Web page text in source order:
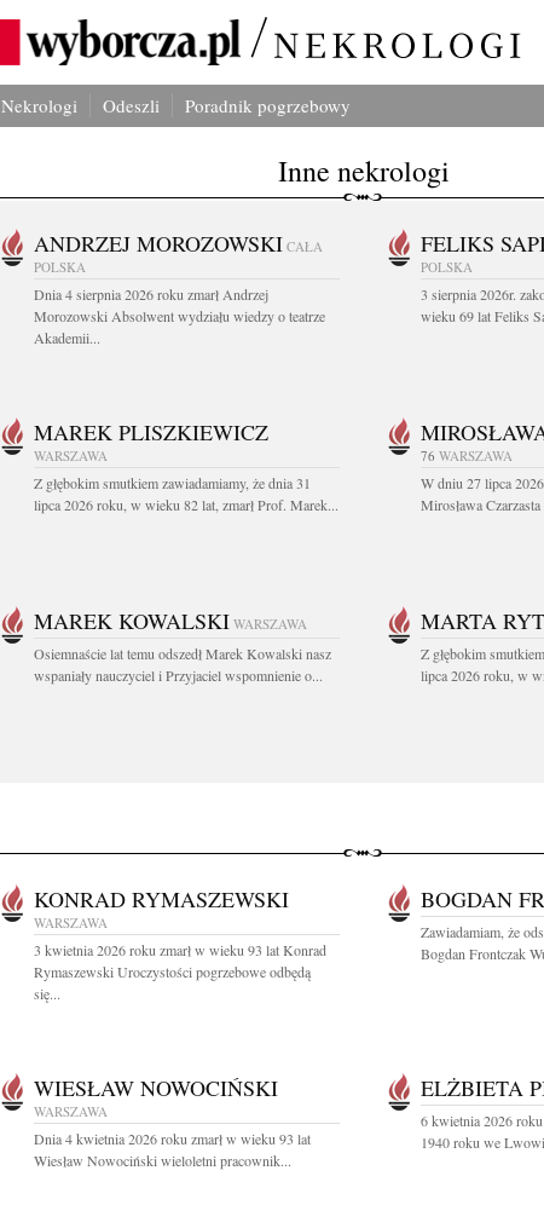
Nekrologi Odeszli Poradnik pogrzebowy
Inne nekrologi
ANDRZEJ MOROZOWSKI CAŁA
POLSKA
Dnia 4 sierpnia 2026 roku zmarł Andrzej
Morozowski Absolwent wydziału wiedzy o teatrze
Akademii...
FELIKS
POLSKA
3 sierpnia 2026r.
wieku 69 lat Feliks
MAREK PLISZKIEWICZ
WARSZAWA
Z głębokim smutkiem zawiadamiamy, że dnia 31
lipca 2026 roku, w wieku 82 lat, zmarł Prof. Marek...
76 WARSZAWA
W dniu 27 lipca
Mirosława
MAREK KOWALSKI WARSZAWA
Osiemnaście lat temu odszedł Marek Kowalski nasz
wspaniały nauczyciel i Przyjaciel wspomnienie o...
MARTA
Z głębokim
lipca 2026 roku, w
KONRAD RYMASZEWSKI
WARSZAWA
3 kwietnia 2026 roku zmarł w wieku 93 lat Konrad
Rymaszewski Uroczystości pogrzebowe odbędą
się...
BOGDAN
Zawiadamiam, że
Bogdan Frontczak
WIESŁAW NOWOCIŃSKI
WARSZAWA
Dnia 4 kwietnia 2026 roku zmarł w wieku 93 lat
Wiesław Nowociński wieloletni pracownik...
ELŻBIETA
6 kwietnia 2026
1940 roku we